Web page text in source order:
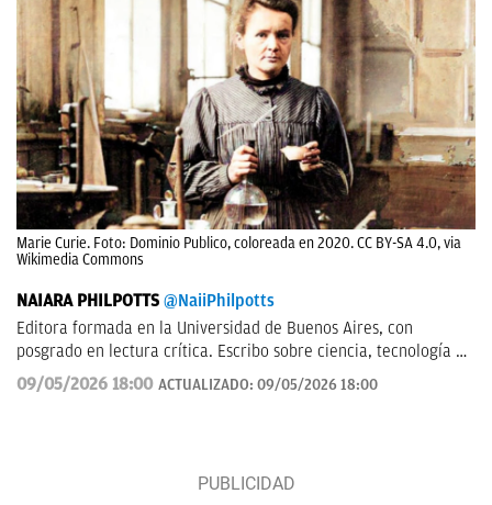
Marie Curie. Foto: Dominio Publico, coloreada en 2020. CC BY-SA 4.0, via
Wikimedia Commons
NAIARA PHILPOTTS @NaiiPhilpotts
Editora formada en la Universidad de Buenos Aires, con
posgrado en lectura crítica. Escribo sobre ciencia, tecnología y
actualidad. Soy escritora de novelas y gran aficionada a la
ciencia ficción.
09/05/2026 18:00 ACTUALIZADO: 09/05/2026 18:00